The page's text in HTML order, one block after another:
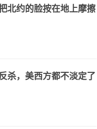
北约的脸按在地上摩擦
杀，美西方都不淡定了